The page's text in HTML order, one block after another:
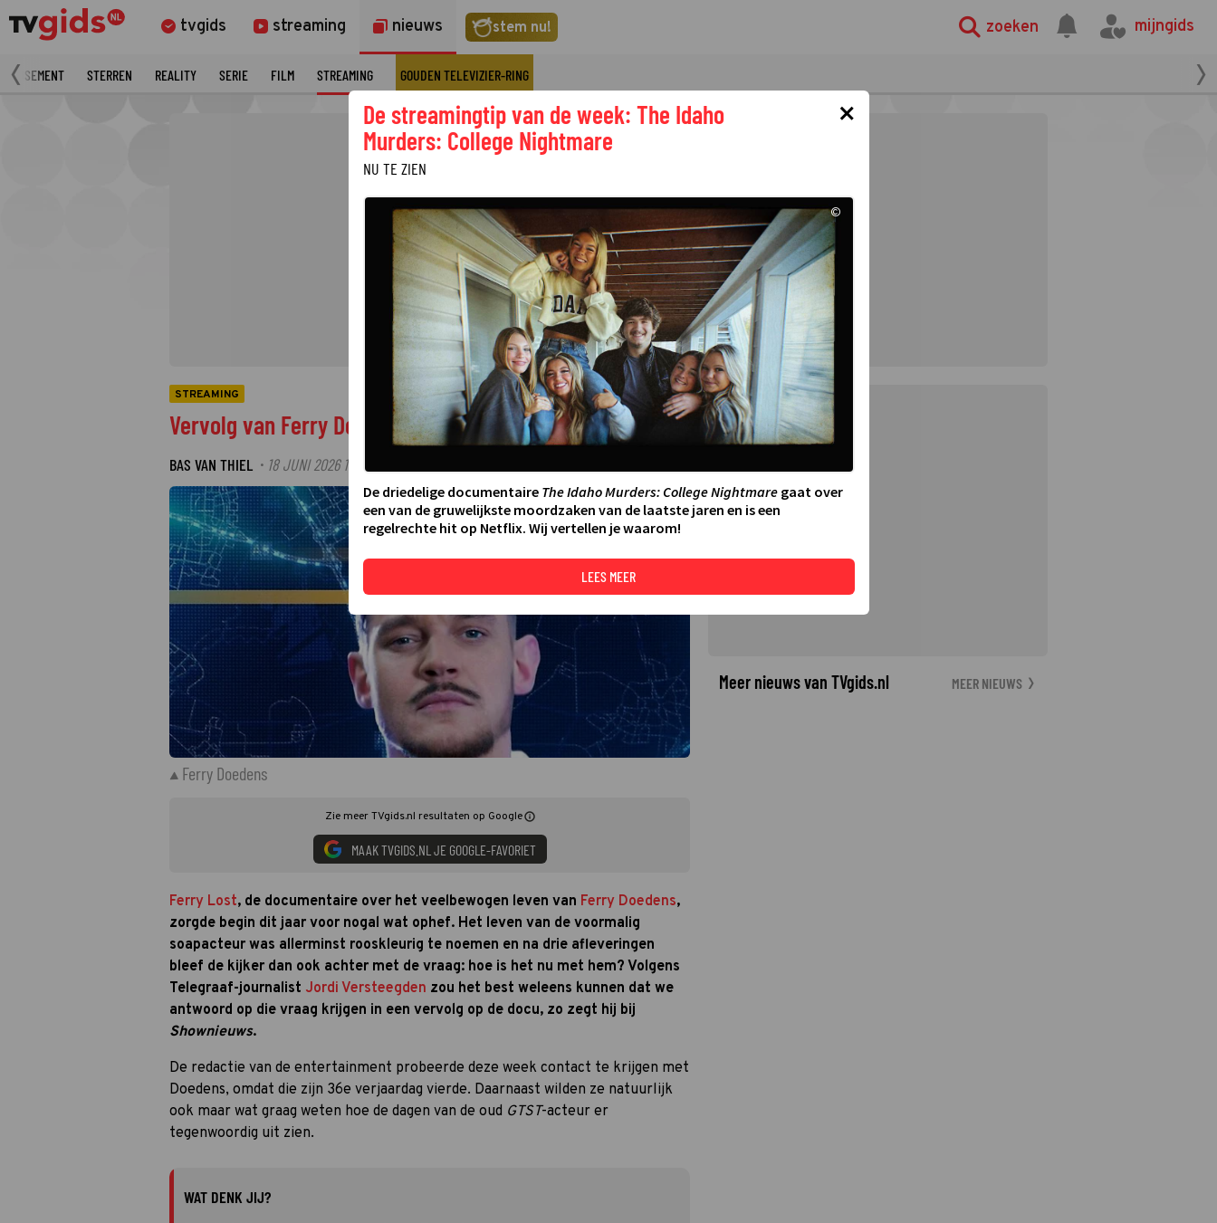
tvgids streaming nieuws stem nu! zoeken mijngids
AMUSEMENT STERREN REALITY SERIE FILM STREAMING GOUDEN TELEVIZIER-RING
STREAMING
Vervolg van Ferry Doedens-docu op komst?
BAS VAN THIEL · 18 JUNI 2026 13:11
©
Ferry Doedens
Zie meer TVgids.nl resultaten op Google
MAAK TVGIDS.NL JE GOOGLE-FAVORIET
Ferry Lost, de documentaire over het veelbewogen leven van Ferry Doedens,
zorgde begin dit jaar voor nogal wat ophef. Het leven van de voormalig
soapacteur was allerminst rooskleurig te noemen en na drie afleveringen
bleef de kijker dan ook achter met de vraag: hoe is het nu met hem? Volgens
Telegraaf-journalist Jordi Versteegden zou het best weleens kunnen dat we
antwoord op die vraag krijgen in een vervolg op de docu, zo zegt hij bij
Shownieuws.
De redactie van de entertainment probeerde deze week contact te krijgen met
Doedens, omdat die zijn 36e verjaardag vierde. Daarnaast wilden ze natuurlijk
ook maar wat graag weten hoe de dagen van de oud GTST-acteur er
tegenwoordig uit zien.
WAT DENK JIJ?
Meer nieuws van TVgids.nl MEER NIEUWS
×
De streamingtip van de week: The Idaho
Murders: College Nightmare
NU TE ZIEN
©
De driedelige documentaire The Idaho Murders: College Nightmaregaat over
een van de gruwelijkste moordzaken van de laatste jaren en is een
regelrechte hit op Netflix. Wij vertellen je waarom!
LEES MEER